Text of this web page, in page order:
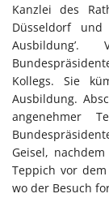
Kanzlei des
Düsseldorf
Kollegs. Sie
Ausbildung.
angenehmer
Geisel,
Teppich vor
wo der Besuch